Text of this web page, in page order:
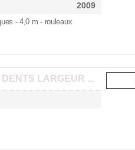
2009
- 4,0 m - rouleaux
LARGEUR ...